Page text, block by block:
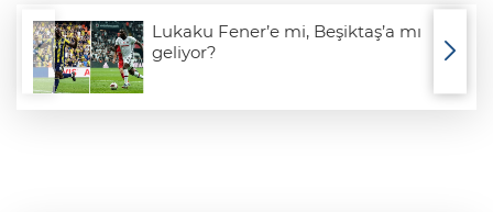
Lukaku Fener’e mi, Beşiktaş’a mı
geliyor?